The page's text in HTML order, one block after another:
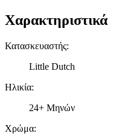
Χαρακτηριστικά
Κατασκευαστής:
Little Dutch
Ηλικία:
24+ Μηνών
Χρώμα: